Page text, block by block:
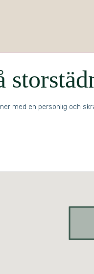
med en personlig och